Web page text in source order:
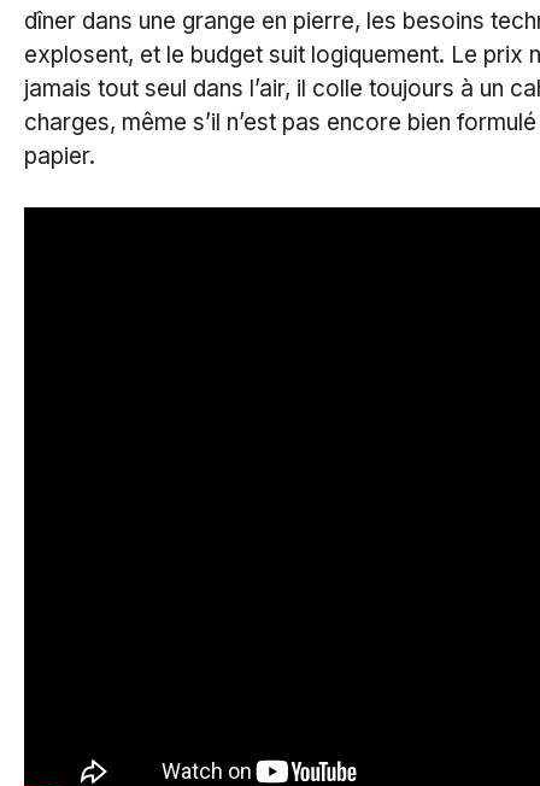
dîner dans une grange en pierre, les besoins
explosent, et le budget suit logiquement. Le prix
jamais tout seul dans l’air, il colle toujours à un
charges, même s’il n’est pas encore bien
papier.